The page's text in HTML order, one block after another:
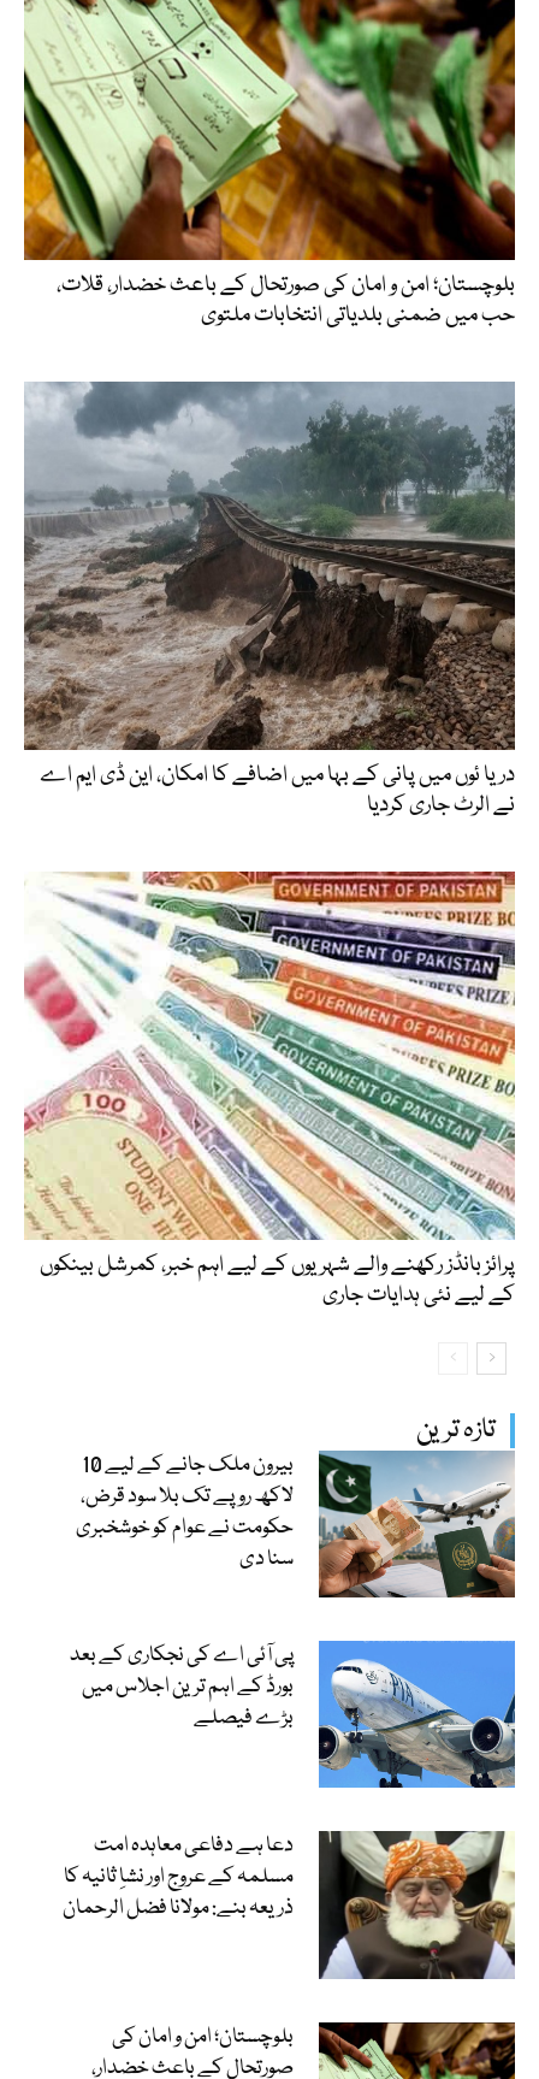
تازہ ترین
بیرون ملک جانے کے لیے 10
لاکھ روپے تک بلا سود قرض،
حکومت نے عوام کو خوشخبری
سنا دی
پی آئی اے کی نجکاری کے بعد
بورڈ کے اہم ترین اجلاس میں
بڑے فیصلے
دعا ہے دفاعی معاہدہ امت
مسلمہ کے عروج اور نشاِ ثانیہ کا
ذریعہ بنے: مولانا فضل الرحمان
بلوچستان؛ امن و امان کی
صورتحال کے باعث خضدار،
بلوچستان؛ امن و امان کی صورتحال کے باعث خضدار، قلات،
حب میں ضمنی بلدیاتی انتخابات ملتوی
دریا ئوں میں پانی کے بہا میں اضافے کا امکان، این ڈی ایم اے
نے الرٹ جاری کردیا
پرائز بانڈز رکھنے والے شہریوں کے لیے اہم خبر، کمرشل بینکوں
کے لیے نئی ہدایات جاری